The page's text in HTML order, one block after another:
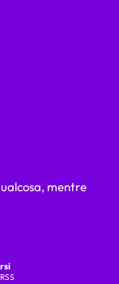
mentre